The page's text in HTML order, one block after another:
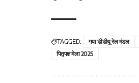
TAGGED: गया डीडीयू रेल मंडल
पितृपक्ष मेला 2025